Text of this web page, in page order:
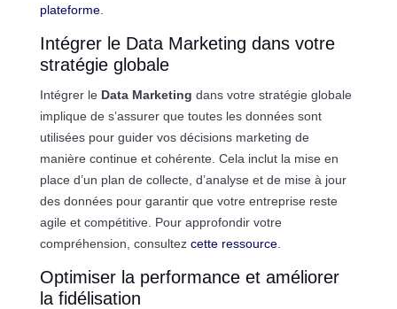
plateforme.
Intégrer le Data Marketing dans votre
stratégie globale
Intégrer le Data Marketing dans votre stratégie globale
implique de s’assurer que toutes les données sont
utilisées pour guider vos décisions marketing de
manière continue et cohérente. Cela inclut la mise en
place d’un plan de collecte, d’analyse et de mise à jour
des données pour garantir que votre entreprise reste
agile et compétitive. Pour approfondir votre
compréhension, consultez cette ressource.
Optimiser la performance et améliorer
la fidélisation